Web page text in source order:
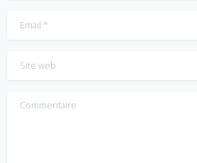
Email*
Site web
Commentaire